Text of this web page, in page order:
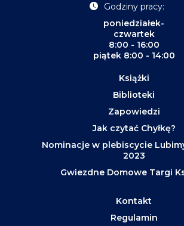
Godziny pracy:
poniedziałek-
czwartek
8:00 - 16:00
piątek 8:00 - 14:00
Książki
Biblioteki
Zapowiedzi
Jak czytać Chyłkę?
Nominacje w plebiscycie
2023
Gwiezdne Domowe Targi
Kontakt
Regulamin